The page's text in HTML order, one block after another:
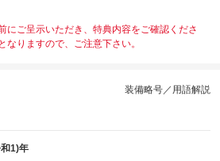
ご呈示いただき、特典内容をご確認くださ
なりますので、ご注意下さい。
装備略号／用語解説
1)年